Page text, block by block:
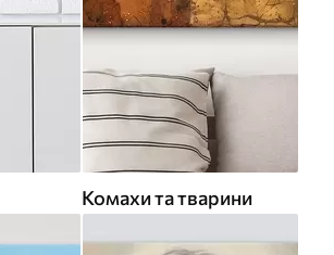
Комахи та тварини